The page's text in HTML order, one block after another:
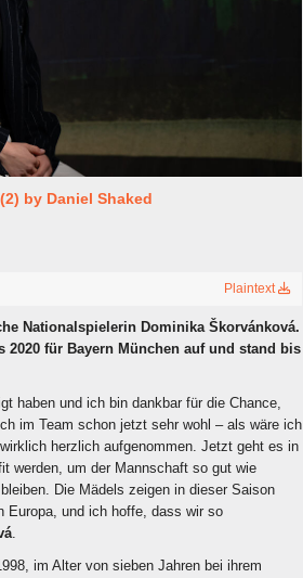
by Daniel Shaked
Plaintext
Nationalspielerin Dominika Škorvánková.
für Bayern München auf und stand bis
haben und ich bin dankbar für die Chance,
im Team schon jetzt sehr wohl – als wäre ich
herzlich aufgenommen. Jetzt geht es in
werden, um der Mannschaft so gut wie
Die Mädels zeigen in dieser Saison
Europa, und ich hoffe, dass wir so
.
im Alter von sieben Jahren bei ihrem